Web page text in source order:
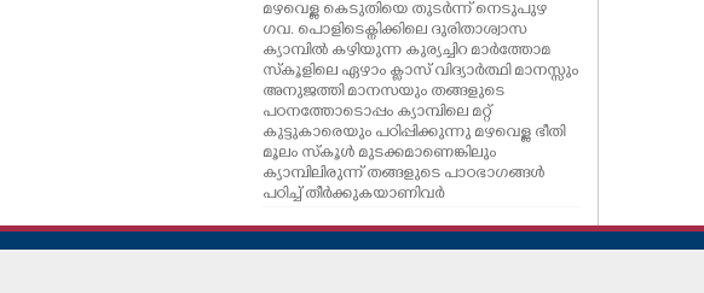
മഴവെള്ള കെടുതിയെ തുടർന്ന് നെടുപുഴ
ഗവ. പൊളിടെക്നിക്കിലെ ദുരിതാശ്വാസ
ക്യാമ്പിൽ കഴിയുന്ന കുര്യച്ചിറ മാർത്തോമ
സ്‌കൂളിലെ ഏഴാം ക്ലാസ് വിദ്യാർത്ഥി മാനസ്സും
അനുജത്തി മാനസയും തങ്ങളുടെ
പഠനത്തോടൊപ്പം ക്യാമ്പിലെ മറ്റ്
കുട്ടുകാരെയും പഠിപ്പിക്കുന്നു മഴവെള്ള ഭീതി
മൂലം സ്കൂൾ മുടക്കമാണെങ്കിലും
ക്യാമ്പിലിരുന്ന് തങ്ങളുടെ പാഠഭാഗങ്ങൾ
പഠിച്ച് തീർക്കുകയാണിവർ